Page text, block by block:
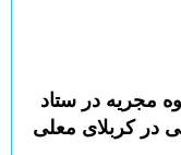
مجریه در ستاد
در کربلای معلی